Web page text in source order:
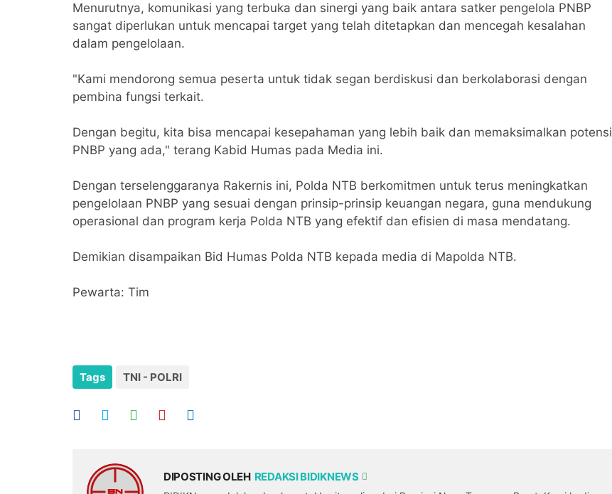
Menurutnya, komunikasi yang terbuka dan sinergi yang baik antara satker pengelola PNBP
sangat diperlukan untuk mencapai target yang telah ditetapkan dan mencegah kesalahan
dalam pengelolaan.
"Kami mendorong semua peserta untuk tidak segan berdiskusi dan berkolaborasi dengan
pembina fungsi terkait.
Dengan begitu, kita bisa mencapai kesepahaman yang lebih baik dan memaksimalkan potensi
PNBP yang ada," terang Kabid Humas pada Media ini.
Dengan terselenggaranya Rakernis ini, Polda NTB berkomitmen untuk terus meningkatkan
pengelolaan PNBP yang sesuai dengan prinsip-prinsip keuangan negara, guna mendukung
operasional dan program kerja Polda NTB yang efektif dan efisien di masa mendatang.
Demikian disampaikan Bid Humas Polda NTB kepada media di Mapolda NTB.
Pewarta: Tim
Tags TNI - POLRI
DIPOSTING OLEH REDAKSI BIDIKNEWS